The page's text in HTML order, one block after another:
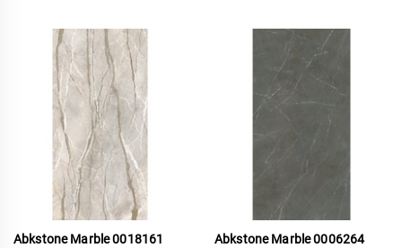
Abkstone Marble 0018161
Abkstone Marble 0006264